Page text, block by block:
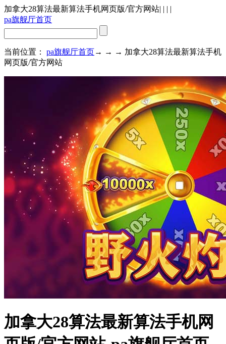
加拿大28算法最新算法手机网页版/官方网站| | | |
pa旗舰厅首页
当前位置： pa旗舰厅首页→ → → 加拿大28算法最新算法手机
网页版/官方网站
加拿大28算法最新算法手机网